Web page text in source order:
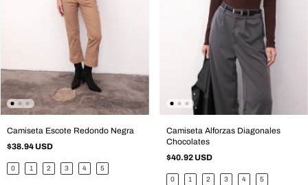
Camiseta Escote Redondo Negra
$38.94 USD
0 1 2 3 4 5
Camiseta Alforzas Diagonales
Chocolates
$40.92 USD
0 1 2 3 4 5